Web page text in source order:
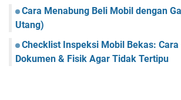
Cara Menabung Beli Mobil dengan
Utang)
Checklist Inspeksi Mobil Bekas:
Dokumen & Fisik Agar Tidak Tertipu